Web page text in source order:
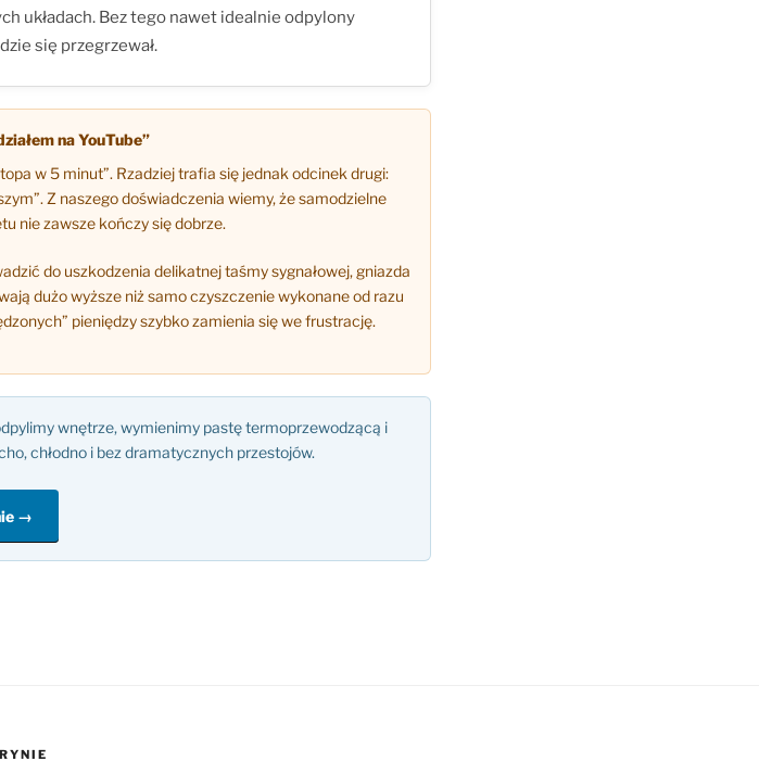
układach. Bez tego nawet idealnie odpylony
się przegrzewał.
na YouTube”
w 5 minut”. Rzadziej trafia się jednak odcinek drugi:
Z naszego doświadczenia wiemy, że samodzielne
nie zawsze kończy się dobrze.
do uszkodzenia delikatnej taśmy sygnałowej, gniazda
dużo wyższe niż samo czyszczenie wykonane od razu
pieniędzy szybko zamienia się we frustrację.
wnętrze, wymienimy pastę termoprzewodzącą i
chłodno i bez dramatycznych przestojów.
→